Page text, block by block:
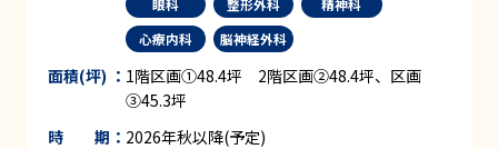
心療内科
脳神経外科
面積(坪) ： 1階区画①48.4坪 2階区画②48.4坪、区画
③45.3坪
時 期： 2026年秋以降(予定)